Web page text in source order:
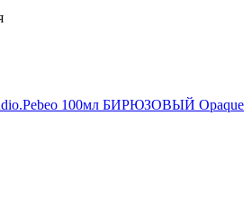
100мл БИРЮЗОВЫЙ Opaque